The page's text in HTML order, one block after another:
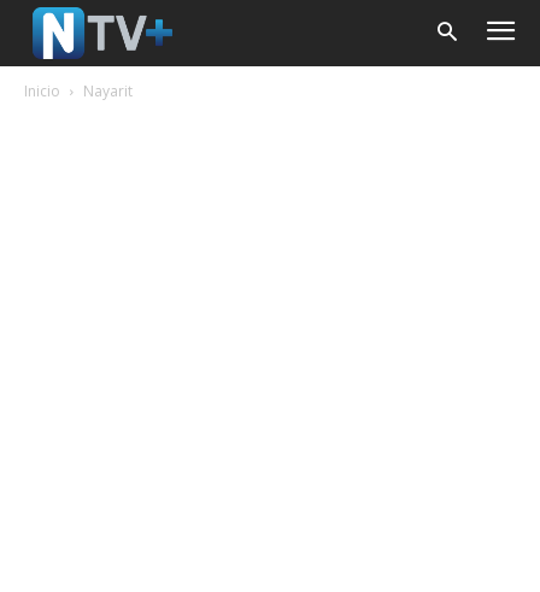
Inicio Nayarit